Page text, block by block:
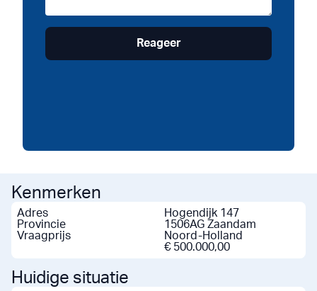
Reageer
Kenmerken
Adres
Provincie
Vraagprijs
Hogendijk 147
1506AG Zaandam
Noord-Holland
€ 500.000,00
Huidige situatie